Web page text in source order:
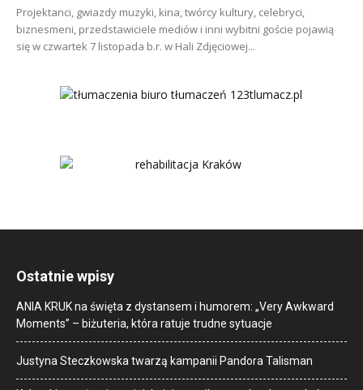
Projektanci, gwiazdy muzyki, kina, twórcy kultury, celebryci,
biznesmeni, przedstawiciele mediów i inni wybitni goście pojawią
się w czwartek 7 listopada b.r. w Hali Zdjęciowej...
Ostatnie wpisy
ANIA KRUK na święta z dystansem i humorem: „Very Awkward
Moments” – biżuteria, która ratuje trudne sytuacje
Justyna Steczkowska twarzą kampanii Pandora Talisman